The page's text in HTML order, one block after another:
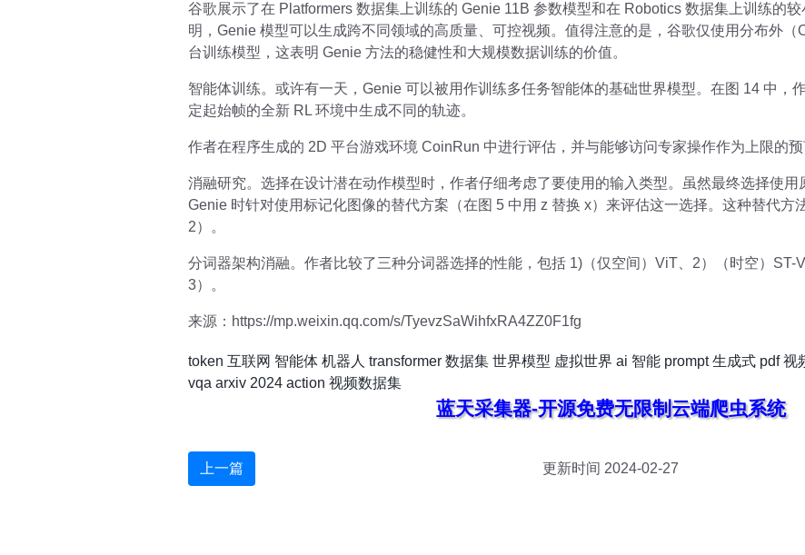
谷歌展示了在 Platformers 数据集上训练的 Genie 11B 参数模型和在 Robotics 数据集上训练的
明，Genie 模型可以生成跨不同领域的高质量、可控视频。值得注意的是，谷歌仅使用分布外（
台训练模型，这表明 Genie 方法的稳健性和大规模数据训练的价值。
智能体训练。或许有一天，Genie 可以被用作训练多任务智能体的基础世界模型。在图 14 中，
定起始帧的全新 RL 环境中生成不同的轨迹。
作者在程序生成的 2D 平台游戏环境 CoinRun 中进行评估，并与能够访问专家操作作为上限的预
消融研究。选择在设计潜在动作模型时，作者仔细考虑了要使用的输入类型。虽然最终选择使
Genie 时针对使用标记化图像的替代方案（在图 5 中用 z 替换 x）来评估这一选择。这种替代方
2）。
分词器架构消融。作者比较了三种分词器选择的性能，包括 1)（仅空间）ViT、2）（时空）ST-
3）。
来源：https://mp.weixin.qq.com/s/TyevzSaWihfxRA4ZZ0F1fg
token 互联网 智能体 机器人 transformer 数据集 世界模型 虚拟世界 ai 智能 prompt 生成式 pdf 视
vqa arxiv 2024 action 视频数据集
蓝天采集器-开源免费无限制云端爬虫系统
上一篇 更新时间 2024-02-27